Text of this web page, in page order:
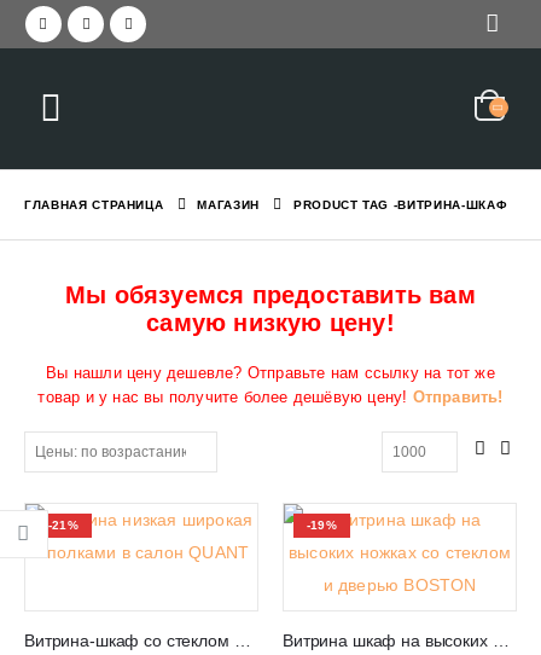
ГЛАВНАЯ СТРАНИЦА МАГАЗИН PRODUCT TAG -ВИТРИНА-ШКАФ
Мы обязуемся предоставить вам
самую низкую цену!
Вы нашли цену дешевле? Отправьте нам ссылку на тот же
товар и у нас вы получите более дешёвую цену! Отправить!
-21% -19%